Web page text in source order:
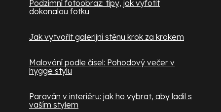
Podzimní fotoobraz: tipy, jak vyfotit
dokonalou fotku
Jak vytvořit galerijní stěnu krok za krokem
Malování podle čísel: Pohodový večer v
hygge stylu
Paraván v interiéru: jak ho vybrat, aby ladil s
vaším stylem